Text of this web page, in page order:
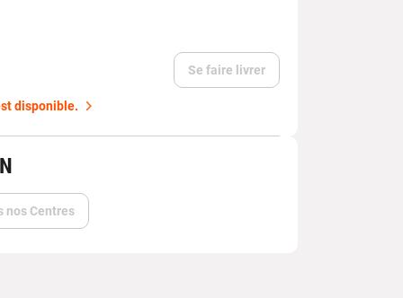
Se faire livrer
disponible.
nos Centres